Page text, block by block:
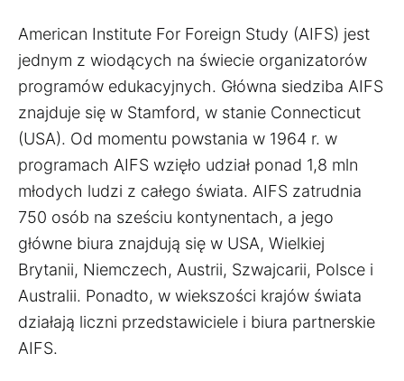
American Institute For Foreign Study (AIFS) jest
jednym z wiodących na świecie organizatorów
programów edukacyjnych. Główna siedziba AIFS
znajduje się w Stamford, w stanie Connecticut
(USA). Od momentu powstania w 1964 r. w
programach AIFS wzięło udział ponad 1,8 mln
młodych ludzi z całego świata. AIFS zatrudnia
750 osób na sześciu kontynentach, a jego
główne biura znajdują się w USA, Wielkiej
Brytanii, Niemczech, Austrii, Szwajcarii, Polsce i
Australii. Ponadto, w wiekszości krajów świata
działają liczni przedstawiciele i biura partnerskie
AIFS.